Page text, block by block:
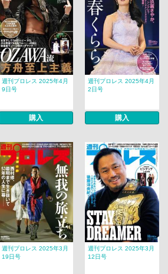
週刊プロレス 2025年4月
9日号
購入
週刊プロレス 2025年4月
2日号
購入
週刊プロレス 2025年3月
19日号
週刊プロレス 2025年3月
12日号